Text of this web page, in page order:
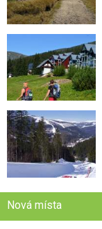
Nová místa